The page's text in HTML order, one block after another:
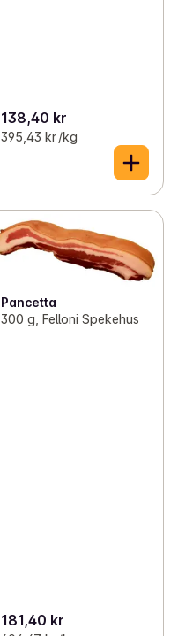
138,40 kr
395,43 kr /kg
Pancetta
300 g, Felloni Spekehus
181,40 kr